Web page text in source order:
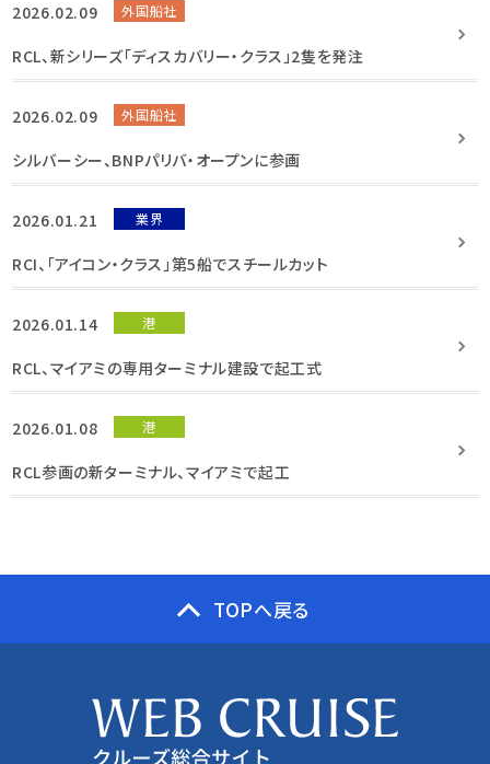
2026.02.09 外国船社
RCL、新シリーズ「ディスカバリー・クラス」2隻を発注
2026.02.09 外国船社
シルバーシー、BNPパリバ・オープンに参画
2026.01.21 業界
RCI、「アイコン・クラス」第5船でスチールカット
2026.01.14 港
RCL、マイアミの専用ターミナル建設で起工式
2026.01.08 港
RCL参画の新ターミナル、マイアミで起工
TOPへ戻る